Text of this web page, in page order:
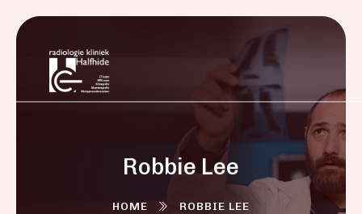
Robbie Lee
HOME ROBBIE LEE